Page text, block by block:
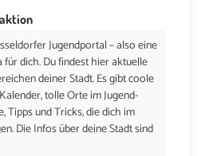
Jugendportal – also eine
dich. Du findest hier aktuelle
deiner Stadt. Es gibt coole
tolle Orte im Jugend-
Tipps und Tricks, die dich im
Die Infos über deine Stadt sind